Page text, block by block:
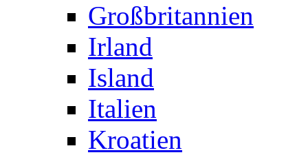
Großbritannien
Irland
Island
Italien
Kroatien